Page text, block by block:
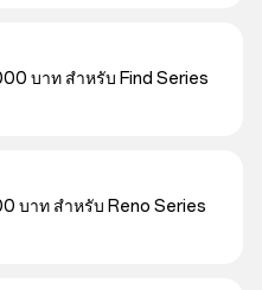
บาท สำหรับ Find Series
บาท สำหรับ Reno Series